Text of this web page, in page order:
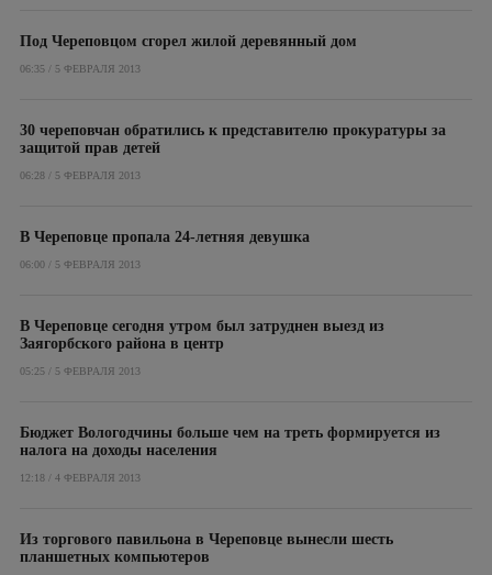
Под Череповцом сгорел жилой деревянный дом
06:35 / 5 ФЕВРАЛЯ 2013
30 череповчан обратились к представителю прокуратуры за
защитой прав детей
06:28 / 5 ФЕВРАЛЯ 2013
В Череповце пропала 24-летняя девушка
06:00 / 5 ФЕВРАЛЯ 2013
В Череповце сегодня утром был затруднен выезд из
Заягорбского района в центр
05:25 / 5 ФЕВРАЛЯ 2013
Бюджет Вологодчины больше чем на треть формируется из
налога на доходы населения
12:18 / 4 ФЕВРАЛЯ 2013
Из торгового павильона в Череповце вынесли шесть
планшетных компьютеров